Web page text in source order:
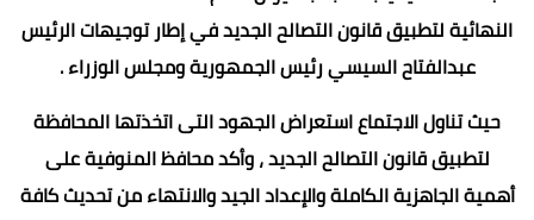
النهائية لتطبيق قانون التصالح الجديد في إطار توجيهات الرئيس
عبدالفتاح السيسي رئيس الجمهورية ومجلس الوزراء .
حيث تناول الاجتماع استعراض الجهود التى اتخذتها المحافظة
لتطبيق قانون التصالح الجديد ، وأكد محافظ المنوفية على
أهمية الجاهزية الكاملة والإعداد الجيد والانتهاء من تحديث كافة